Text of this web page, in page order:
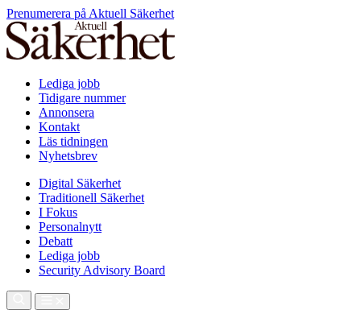
Prenumerera på Aktuell Säkerhet
Lediga jobb
Tidigare nummer
Annonsera
Kontakt
Läs tidningen
Nyhetsbrev
Digital Säkerhet
Traditionell Säkerhet
I Fokus
Personalnytt
Debatt
Lediga jobb
Security Advisory Board